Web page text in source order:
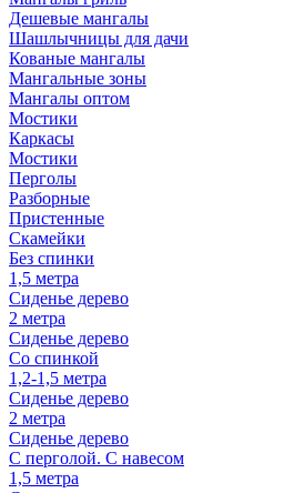
Дешевые мангалы
Шашлычницы для дачи
Кованые мангалы
Мангальные зоны
Мангалы оптом
Мостики
Каркасы
Мостики
Перголы
Разборные
Пристенные
Скамейки
Без спинки
1,5 метра
Сиденье дерево
2 метра
Сиденье дерево
Со спинкой
1,2-1,5 метра
Сиденье дерево
2 метра
Сиденье дерево
С перголой. С навесом
1,5 метра